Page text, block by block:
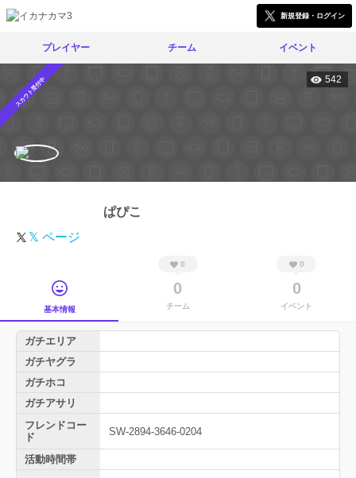
新規登録・ログイン
プレイヤー チーム イベント
スカウト受付中 542
ぱぴこ
𝕏 ページ
基本情報
0
0
チーム
0
0
イベント
ガチエリア
ガチヤグラ
ガチホコ
ガチアサリ
フレンドコー
ド
SW-2894-3646-0204
活動時間帯